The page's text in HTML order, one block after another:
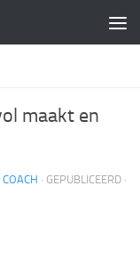
maakt en
· GEPUBLICEERD ·